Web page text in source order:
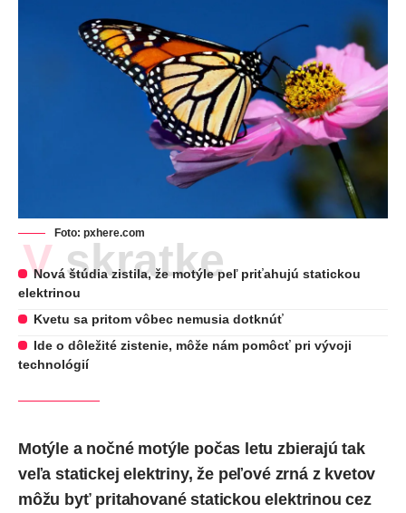
Foto: pxhere.com
V skratke
Nová štúdia zistila, že motýle peľ priťahujú statickou
elektrinou
Kvetu sa pritom vôbec nemusia dotknúť
Ide o dôležité zistenie, môže nám pomôcť pri vývoji
technológií
Motýle a nočné motýle počas letu zbierajú tak
veľa statickej elektriny, že peľové zrná z kvetov
môžu byť pritahované statickou elektrinou cez